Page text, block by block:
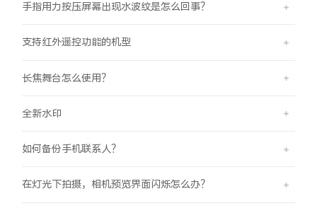
手指用力按压屏幕出现水波纹是怎么回事？
支持红外遥控功能的机型
长焦舞台怎么使用？
全新水印
如何备份手机联系人？
在灯光下拍摄，相机预览界面闪烁怎么办？